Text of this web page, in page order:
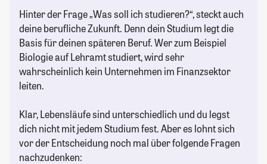
Hinter der Frage „Was soll ich studieren?“, steckt auch
deine berufliche Zukunft. Denn dein Studium legt die
Basis für deinen späteren Beruf. Wer zum Beispiel
Biologie auf Lehramt studiert, wird sehr
wahrscheinlich kein Unternehmen im Finanzsektor
leiten.
Klar, Lebensläufe sind unterschiedlich und du legst
dich nicht mit jedem Studium fest. Aber es lohnt sich
vor der Entscheidung noch mal über folgende Fragen
nachzudenken: